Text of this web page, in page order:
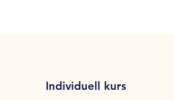
Individuell kurs